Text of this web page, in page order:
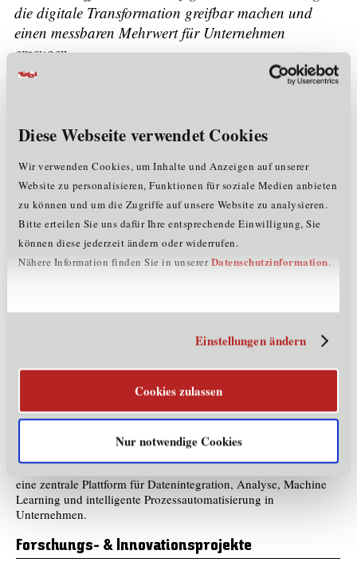
Diese Webseite verwendet Cookies
Wir verwenden Cookies, um Inhalte und Anzeigen auf unserer
Website zu personalisieren, Funktionen für soziale Medien anbieten
zu können und um die Zugriffe auf unsere Website zu analysieren.
Bitte erteilen Sie uns dafür Ihre entsprechende Einwilligung, Sie
können diese jederzeit ändern oder widerrufen.
Nähere Information finden Sie in unsererDatenschutzinformation.
Einstellungen ändern
Cookies zulassen
Nur notwendige Cookies
die digitale Transformation greifbar machen und
einen messbaren Mehrwert für Unternehmen
erzeugen.
Rechtsform:
Gesellschaft mit beschränkter Haftung
Mitglied im Cluster:
Märkte & Exportländer
Italien, Österreich, Schweiz, Deutschland
AXOMIA realisiert Daten- und KI-Projekte für führende
Unternehmen der DACH(I)-Region und kooperiert in
Digitalisierungsprojekten mit Industriepartnern aus Fertigung,
Energie, Handel und öffentlicher Verwaltung.
Produkte und Dienstleistungen
AXOMIA entwickelt maßgeschneiderte Daten- und KI-
Lösungen. Kernprodukt ist der AXOMIA Data Intelligence Hub,
eine zentrale Plattform für Datenintegration, Analyse, Machine
Learning und intelligente Prozessautomatisierung in
Unternehmen.
Forschungs- & Innovationsprojekte